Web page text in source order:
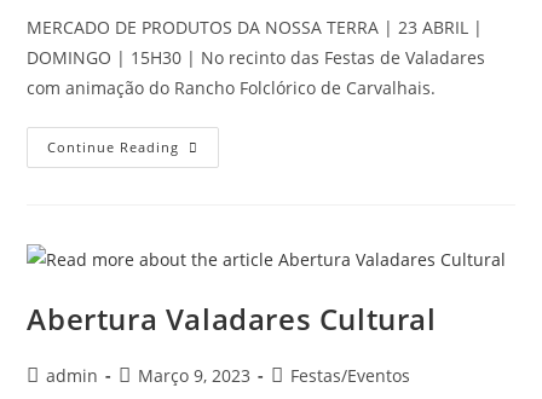
MERCADO DE PRODUTOS DA NOSSA TERRA | 23 ABRIL |
DOMINGO | 15H30 | No recinto das Festas de Valadares
com animação do Rancho Folclórico de Carvalhais.
Continue Reading
Abertura Valadares Cultural
admin Março 9, 2023 Festas/Eventos